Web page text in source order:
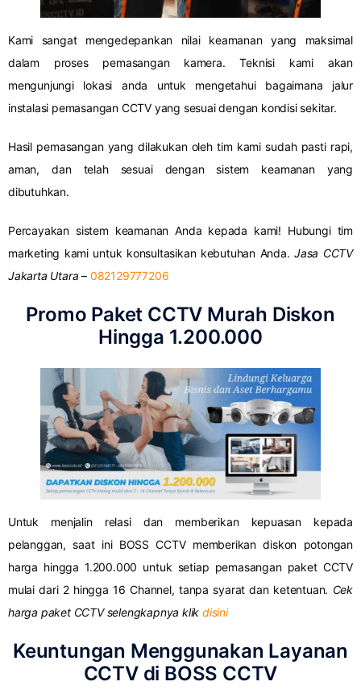
Kami sangat mengedepankan nilai keamanan yang maksimal
dalam proses pemasangan kamera. Teknisi kami akan
mengunjungi lokasi anda untuk mengetahui bagaimana jalur
instalasi pemasangan CCTV yang sesuai dengan kondisi sekitar.
Hasil pemasangan yang dilakukan oleh tim kami sudah pasti rapi,
aman, dan telah sesuai dengan sistem keamanan yang
dibutuhkan.
Percayakan sistem keamanan Anda kepada kami! Hubungi tim
marketing kami untuk konsultasikan kebutuhan Anda.Jasa CCTV
Jakarta Utara– 082129777206
Promo Paket CCTV Murah Diskon
Hingga 1.200.000
Untuk menjalin relasi dan memberikan kepuasan kepada
pelanggan, saat ini BOSS CCTV memberikan diskon potongan
harga hingga 1.200.000 untuk setiap pemasangan paket CCTV
mulai dari 2 hingga 16 Channel, tanpa syarat dan ketentuan. Cek
harga paket CCTV selengkapnya klikdisini
Keuntungan Menggunakan Layanan
CCTV di BOSS CCTV